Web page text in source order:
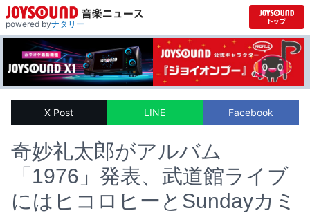
powered byナタリー
X Post LINE Facebook
奇妙礼太郎がアルバム
「1976」発表、武道館ライブ
にはヒコロヒーとSundayカミ